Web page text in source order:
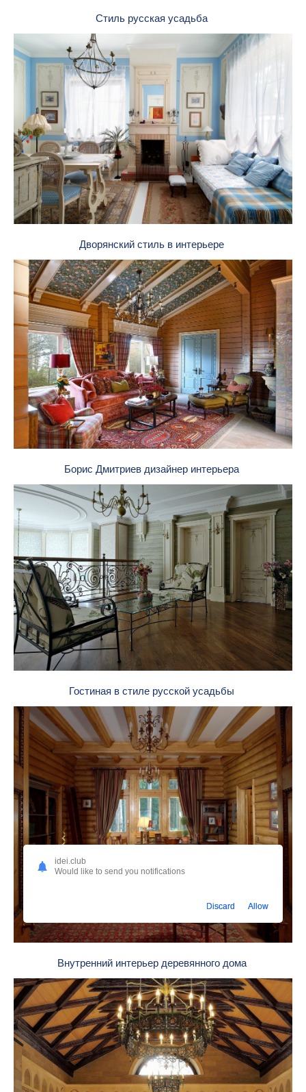
Стиль русская усадьба
Дворянский стиль в интерьере
Борис Дмитриев дизайнер интерьера
Гостиная в стиле русской усадьбы
Внутренний интерьер деревянного дома
idei.club
Would like to send you notifications
Discard Allow